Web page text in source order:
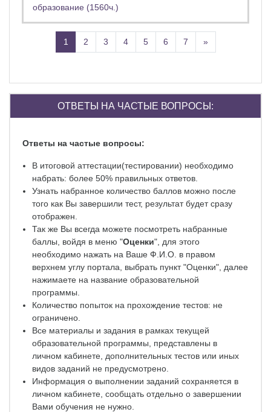
образование (1560ч.)
1 (текущая)
2 3 4 5 6 7 »Далее
ОТВЕТЫ НА ЧАСТЫЕ ВОПРОСЫ:
Ответы на частые вопросы:
В итоговой аттестации(тестировании) необходимо
набрать: более 50% правильных ответов.
Узнать набранное количество баллов можно после
того как Вы завершили тест, результат будет сразу
отображен.
Так же Вы всегда можете посмотреть набранные
баллы, войдя в меню "Оценки", для этого
необходимо нажать на Ваше Ф.И.О. в правом
верхнем углу портала, выбрать пункт "Оценки", далее
нажимаете на название образовательной
программы.
Количество попыток на прохождение тестов: не
ограничено.
Все материалы и задания в рамках текущей
образовательной программы, представлены в
личном кабинете, дополнительных тестов или иных
видов заданий не предусмотрено.
Информация о выполнении заданий сохраняется в
личном кабинете, сообщать отдельно о завершении
Вами обучения не нужно.